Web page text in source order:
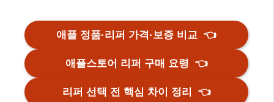
애플 정품·리퍼 가격·보증 비교 👈
애플스토어 리퍼 구매 요령 👈
리퍼 선택 전 핵심 차이 정리 👈